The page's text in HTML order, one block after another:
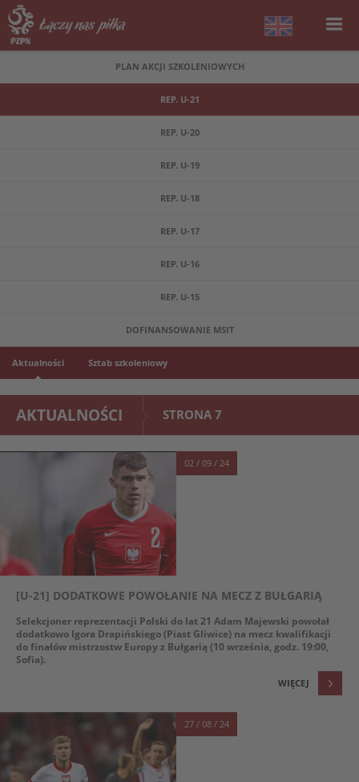
PLAN AKCJI SZKOLENIOWYCH
REP. U-21
REP. U-20
REP. U-19
REP. U-18
REP. U-17
REP. U-16
REP. U-15
DOFINANSOWANIE MSIT
Aktualności Sztab szkoleniowy
AKTUALNOŚCI STRONA 7
02 / 09 / 24
[U-21] DODATKOWE POWOŁANIE NA MECZ Z BUŁGARIĄ
Selekcjoner reprezentacji Polski do lat 21 Adam Majewski powołał
dodatkowo Igora Drapińskiego (Piast Gliwice) na mecz kwalifikacji
do finałów mistrzostw Europy z Bułgarią (10 września, godz. 19:00,
Sofia).
WIĘCEJ
27 / 08 / 24